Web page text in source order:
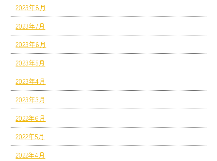
2023年8月
2023年7月
2023年6月
2023年5月
2023年4月
2023年3月
2022年6月
2022年5月
2022年4月